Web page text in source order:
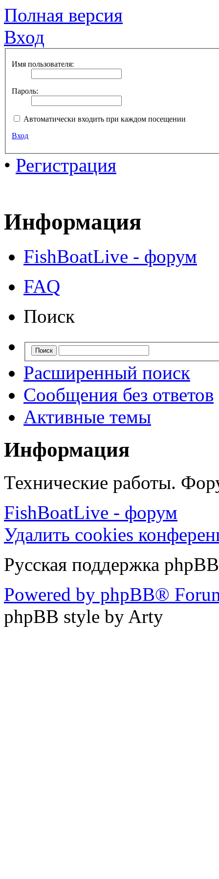
Полная версия
Вход
Имя пользователя:
Пароль:
Автоматически входить при каждом посещении
Вход
• Регистрация
Информация
FishBoatLive - форум
FAQ
Поиск
Расширенный поиск
Сообщения без ответов
Активные темы
Информация
Технические работы.
FishBoatLive - форум
Удалить cookies
Русская поддержка phpBB
Powered by phpBB®
phpBB style by Arty